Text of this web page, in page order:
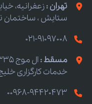
تهران :زعفرانیه،
ستایش ، ساختمان
021-91097008
مسقط :
خدمات کارگزاری
00968-94420473